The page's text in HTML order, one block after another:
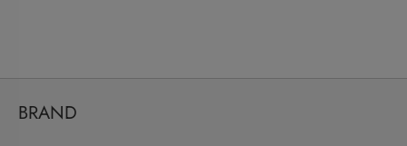
BRAND